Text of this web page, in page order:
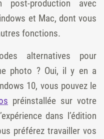
production avec
et Mac, dont vous
fonctions.
alternatives pour
photo ? Oui, il y en a
10, vous pouvez le
préinstallée sur votre
dans l’édition
préférez travailler vos